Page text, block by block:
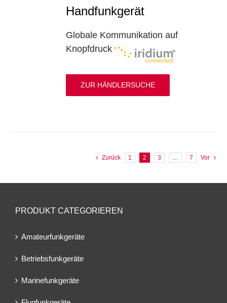
Handfunkgerät
Globale Kommunikation auf
Knopfdruck
ZUR HÄNDLERSUCHE
Zurück 1 2 3 … 7 Vor
PRODUKT CATEGORIEREN
Amateurfunkgeräte
Betriebsfunkgeräte
Marinefunkgeräte